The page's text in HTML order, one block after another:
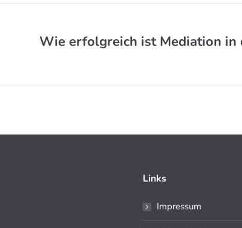
NächsterWie erfolgreich ist Mediation
Links
Impressum